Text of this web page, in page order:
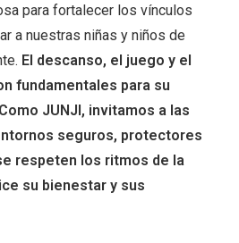
para fortalecer los vínculos
a nuestras niñas y niños de
El descanso, el juego y el
fundamentales para su
JUNJI, invitamos a las
seguros, protectores
respeten los ritmos de la
su bienestar y sus